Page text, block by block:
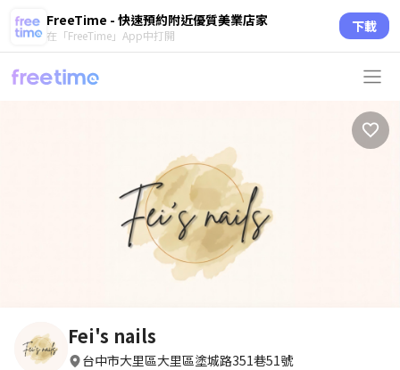
FreeTime - 快速預約附近優質美業店家
在「FreeTime」App中打開 下載
Fei's nails
台中市大里區大里區塗城路351巷51號